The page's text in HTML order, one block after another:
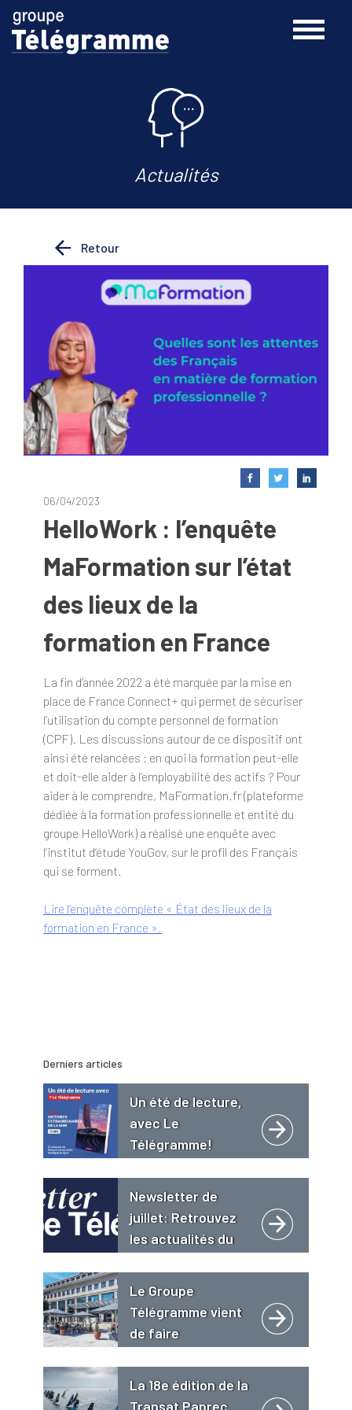
Actualités
Retour
06/04/2023
HelloWork : l’enquête
MaFormation sur l’état
des lieux de la
formation en France
La fin d’année 2022 a été marquée par la mise en
place de France Connect+ qui permet de sécuriser
l’utilisation du compte personnel de formation
(CPF). Les discussions autour de ce dispositif ont
ainsi été relancées : en quoi la formation peut-elle
et doit-elle aider à l’employabilité des actifs ? Pour
aider à le comprendre, MaFormation.fr (plateforme
dédiée à la formation professionnelle et entité du
groupe HelloWork) a réalisé une enquête avec
l’institut d’étude YouGov, sur le profil des Français
qui se forment.
Lire l’enquête complète « État des lieux de la
formation en France ».
Derniers articles
Un été de lecture,
avec Le
Télégramme!
Newsletter de
juillet: Retrouvez
les actualités du
Le Groupe
Télégramme vient
de faire
Grand Bé **** Hôtel
La 18e édition de la
Transat Paprec